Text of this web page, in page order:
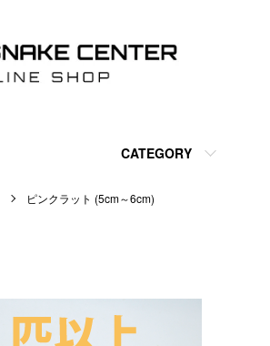
CATEGORY
ピンクラット (5cm～6cm)